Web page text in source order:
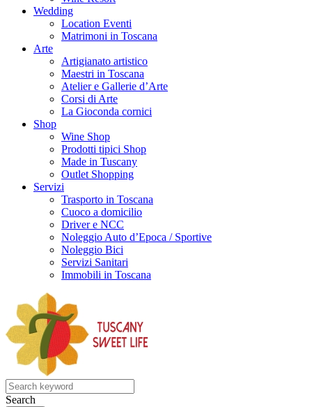
Wedding
Location Eventi
Matrimoni in Toscana
Arte
Artigianato artistico
Maestri in Toscana
Atelier e Gallerie d’Arte
Corsi di Arte
La Gioconda cornici
Shop
Wine Shop
Prodotti tipici Shop
Made in Tuscany
Outlet Shopping
Servizi
Trasporto in Toscana
Cuoco a domicilio
Driver e NCC
Noleggio Auto d’Epoca / Sportive
Noleggio Bici
Servizi Sanitari
Immobili in Toscana
Search